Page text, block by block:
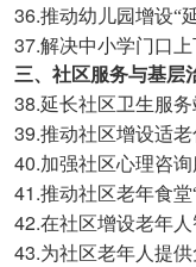
36.推动幼儿园增设“
37.解决中小学门口
三、社区服务与基层
38.延长社区卫生服
39.推动社区增设适
40.加强社区心理咨询
41.推动社区老年食堂
42.在社区增设老年
43.为社区老年人提